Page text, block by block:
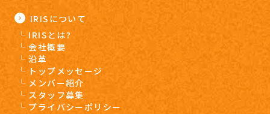
IRISについて
IRISとは?
会社概要
沿革
トップメッセージ
メンバー紹介
スタッフ募集
プライバシーポリシー